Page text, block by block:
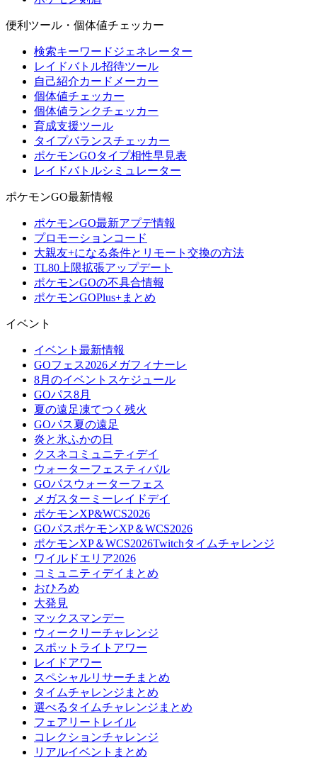
便利ツール・個体値チェッカー
検索キーワードジェネレーター
レイドバトル招待ツール
自己紹介カードメーカー
個体値チェッカー
個体値ランクチェッカー
育成支援ツール
タイプバランスチェッカー
ポケモンGOタイプ相性早見表
レイドバトルシミュレーター
ポケモンGO最新情報
ポケモンGO最新アプデ情報
プロモーションコード
大親友+になる条件とリモート交換の方法
TL80上限拡張アップデート
ポケモンGOの不具合情報
ポケモンGOPlus+まとめ
イベント
イベント最新情報
GOフェス2026メガフィナーレ
8月のイベントスケジュール
GOパス8月
夏の遠足凍てつく残火
GOパス夏の遠足
炎と氷ふかの日
クスネコミュニティデイ
ウォーターフェスティバル
GOパスウォーターフェス
メガスターミーレイドデイ
ポケモンXP&WCS2026
GOパスポケモンXP＆WCS2026
ポケモンXP＆WCS2026Twitchタイムチャレンジ
ワイルドエリア2026
コミュニティデイまとめ
おひろめ
大発見
マックスマンデー
ウィークリーチャレンジ
スポットライトアワー
レイドアワー
スペシャルリサーチまとめ
タイムチャレンジまとめ
選べるタイムチャレンジまとめ
フェアリートレイル
コレクションチャレンジ
リアルイベントまとめ